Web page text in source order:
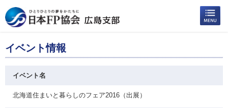
イベント情報
イベント名
北海道住まいと暮らしのフェア2016（出展）